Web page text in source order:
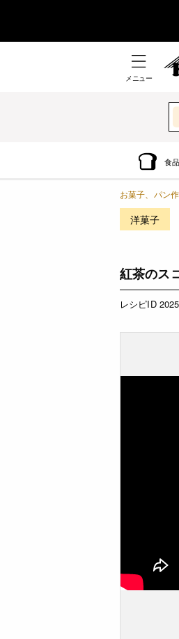
メニュー
食
お菓子、パン
洋菓子
紅茶のス
レシピID